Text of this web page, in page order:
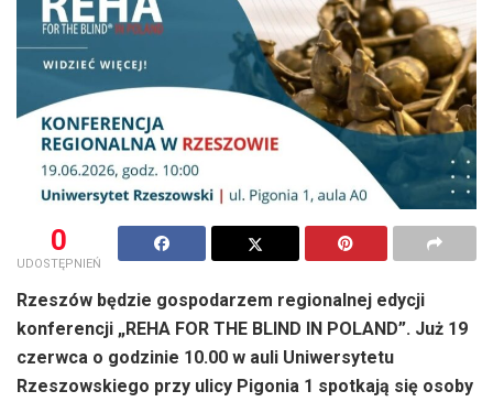
0
UDOSTĘPNIEŃ
Rzeszów będzie gospodarzem regionalnej edycji
konferencji „REHA FOR THE BLIND IN POLAND”. Już 19
czerwca o godzinie 10.00 w auli Uniwersytetu
Rzeszowskiego przy ulicy Pigonia 1 spotkają się osoby